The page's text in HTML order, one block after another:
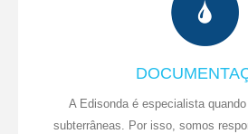
A Edisonda é especialista
subterrâneas. Por isso, somos